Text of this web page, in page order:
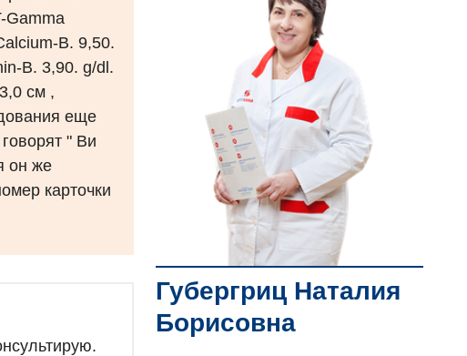
Gamma
B. 9,50.
B. 3,90. g/dl.
см ,
еще
" Ви
он же
карточки
Губергриц Наталия
Борисовна